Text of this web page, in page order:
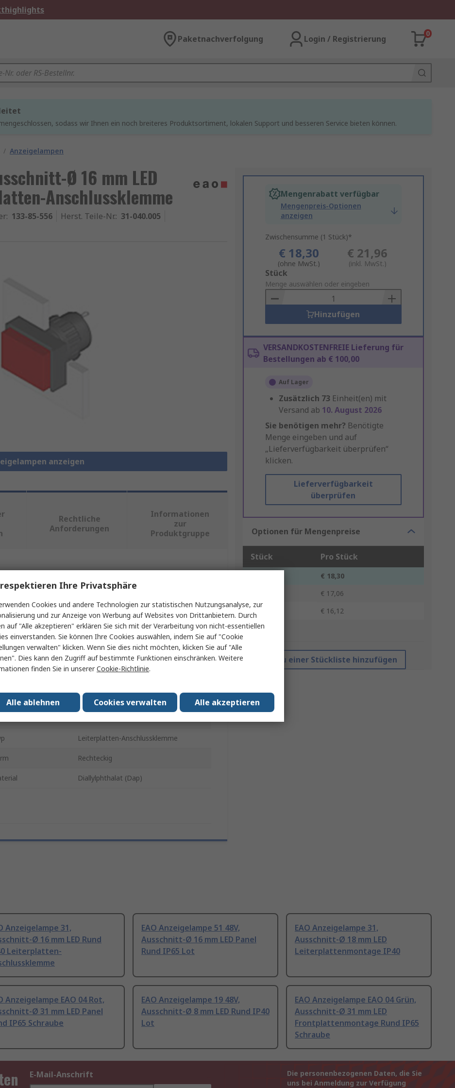
Paketnachverfolgung Login / Registrierung
0
sodass wir Ihnen ein noch breiteres Produktsortiment, lokalen Support und besseren Service bieten können.
/ Anzeigelampen
Ø 16 mm LED
Anschlussklemme
: 133-85-556 Herst. Teile-Nr.: 31-040.005
anzeigen
Mengenrabatt verfügbar
Mengenpreis-Optionen
anzeigen
Zwischensumme (1 Stück)*
€ 18,30
(ohne MwSt.)
€ 21,96
(inkl. MwSt.)
Add
to
Basket
Stück
Menge auswählen oder eingeben
Hinzufügen
VERSANDKOSTENFREIE Lieferung für
Bestellungen ab € 100,00
Auf Lager
Zusätzlich 73 Einheit(en) mit
Versand ab 10. August 2026
Sie benötigen mehr? Benötigte
Menge eingeben und auf
„Lieferverfügbarkeit überprüfen“
klicken.
Lieferverfügbarkeit
überprüfen
Optionen für Mengenpreise
Stück Pro Stück
€ 18,30
€ 17,06
50 +
€ 16,12
*Richtpreis
Zu einer Stückliste hinzufügen
Rechtliche
Anforderungen
Informationen
zur
Produktgruppe
ein oder mehrere Eigenschaften auswählen.
EAO
Anzeigelampe
16mm
31
Leiterplatten-Anschlussklemme
Rechteckig
Diallylphthalat (Dap)
Anzeigelampe 31,
Ø 16 mm LED Rund
Leiterplatten-
EAO Anzeigelampe 51 48V,
Ausschnitt-Ø 16 mm LED Panel
Rund IP65 Lot
EAO Anzeigelampe 31,
Ausschnitt-Ø 18 mm LED
Leiterplattenmontage IP40
Anzeigelampe EAO 04 Rot,
Ø 31 mm LED Panel
IP65 Schraube
EAO Anzeigelampe 19 48V,
Ausschnitt-Ø 8 mm LED Rund IP40
Lot
EAO Anzeigelampe EAO 04 Grün,
Ausschnitt-Ø 31 mm LED
Frontplattenmontage Rund IP65
Schraube
E-Mail-Anschrift
Die personenbezogenen Daten, die Sie
uns bei Anmeldung zur Verfügung
Ihre Privatsphäre
Cookies und andere Technologien zur statistischen Nutzungsanalyse, zur
und zur Anzeige von Werbung auf Websites von Drittanbietern. Durch
auf "Alle akzeptieren" erklären Sie sich mit der Verarbeitung von nicht-essentiellen
einverstanden. Sie können Ihre Cookies auswählen, indem Sie auf "Cookie
verwalten" klicken. Wenn Sie dies nicht möchten, klicken Sie auf "Alle
Dies kann den Zugriff auf bestimmte Funktionen einschränken. Weitere
finden Sie in unsererCookie-Richtlinie.
Alle akzeptieren
Cookies verwalten
Alle ablehnen